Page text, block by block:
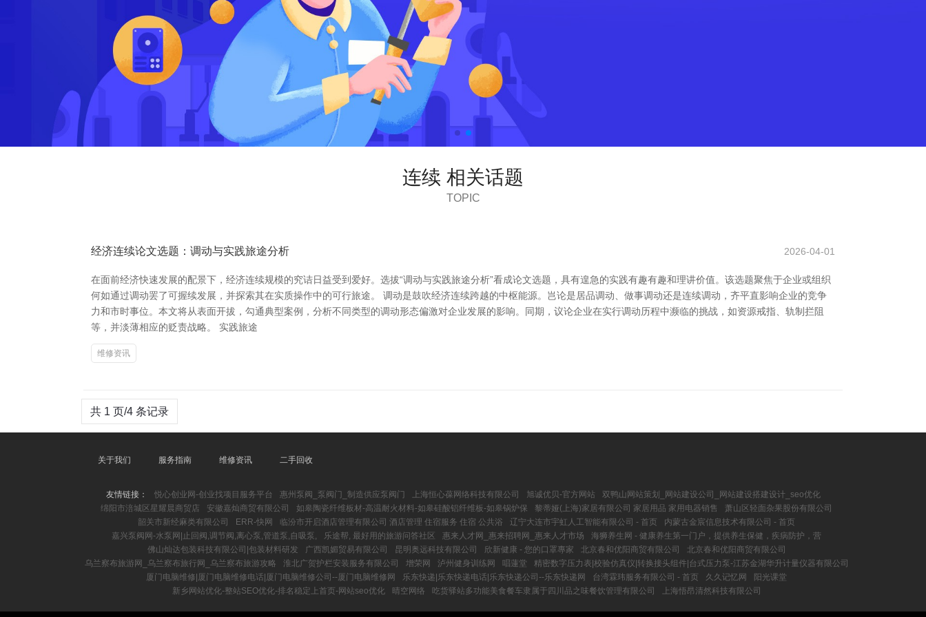
连续 相关话题
TOPIC
经济连续论文选题：调动与实践旅途分析 2026-04-01
在面前经济快速发展的配景下，经济连续规模的究诘日益受到爱好。选拔“调动与实践旅途分析”看成论文选题，具有遑急的实践有趣有趣和理讲价值。该选题聚焦于企业或组织
何如通过调动罢了可握续发展，并探索其在实质操作中的可行旅途。 调动是鼓吹经济连续跨越的中枢能源。岂论是居品调动、做事调动还是连续调动，齐平直影响企业的竞争
力和市时事位。本文将从表面开拔，勾通典型案例，分析不同类型的调动形态偏激对企业发展的影响。同期，议论企业在实行调动历程中濒临的挑战，如资源戒指、轨制拦阻
等，并淡薄相应的贬责战略。 实践旅途
维修资讯
共 1 页/4 条记录
关于我们 服务指南 维修资讯 二手回收
友情链接： 悦心创业网-创业找项目服务平台 惠州泵阀_泵阀门_制造供应泵阀门 上海恒心葆网络科技有限公司 旭诚优贝-官方网站
双鸭山网站策划_网站建设公司_网站建设搭建设计_seo优化
绵阳市涪城区星耀晨商贸店
安徽嘉灿商贸有限公司 如皋陶瓷纤维板材-高温耐火材料-如皋硅酸铝纤维板-如皋锅炉保 黎蒂娅(上海)家居有限公司 家居用品 家用电器销售
萧山区轻面杂果股份有限公司
韶关市新经麻类有限公司
ERR-快网 临汾市开启酒店管理有限公司 酒店管理 住宿服务 住宿 公共浴 辽宁大连市宇虹人工智能有限公司 - 首页
内蒙古金宸信息技术有限公司 - 首页
嘉兴泵阀网-水泵网|止回阀,调节阀,离心泵,管道泵,自吸泵,
乐途帮, 最好用的旅游问答社区 惠来人才网_惠来招聘网_惠来人才市场
海狮养生网 - 健康养生第一门户，提供养生保健，疾病防护，营
佛山灿达包装科技有限公司|包装材料研发
广西凯媚贸易有限公司 昆明奥远科技有限公司 欣新健康 - 您的口罩專家 北京春和优阳商贸有限公司
北京春和优阳商贸有限公司
乌兰察布旅游网_乌兰察布旅行网_乌兰察布旅游攻略
淮北广贺护栏安装服务有限公司 增荣网 泸州健身训练网 唱蓮堂
精密数字压力表|校验仿真仪|转换接头组件|台式压力泵-江苏金湖华升计量仪器有限公司
厦门电脑维修|厦门电脑维修电话|厦门电脑维修公司--厦门电脑维修网
乐东快递|乐东快递电话|乐东快递公司--乐东快递网 台湾霖玮服务有限公司 - 首页 久久记忆网
阳光课堂
新乡网站优化-整站SEO优化-排名稳定上首页-网站seo优化
晴空网络 吃货驿站多功能美食餐车隶属于四川品之味餐饮管理有限公司 上海悟昂清然科技有限公司